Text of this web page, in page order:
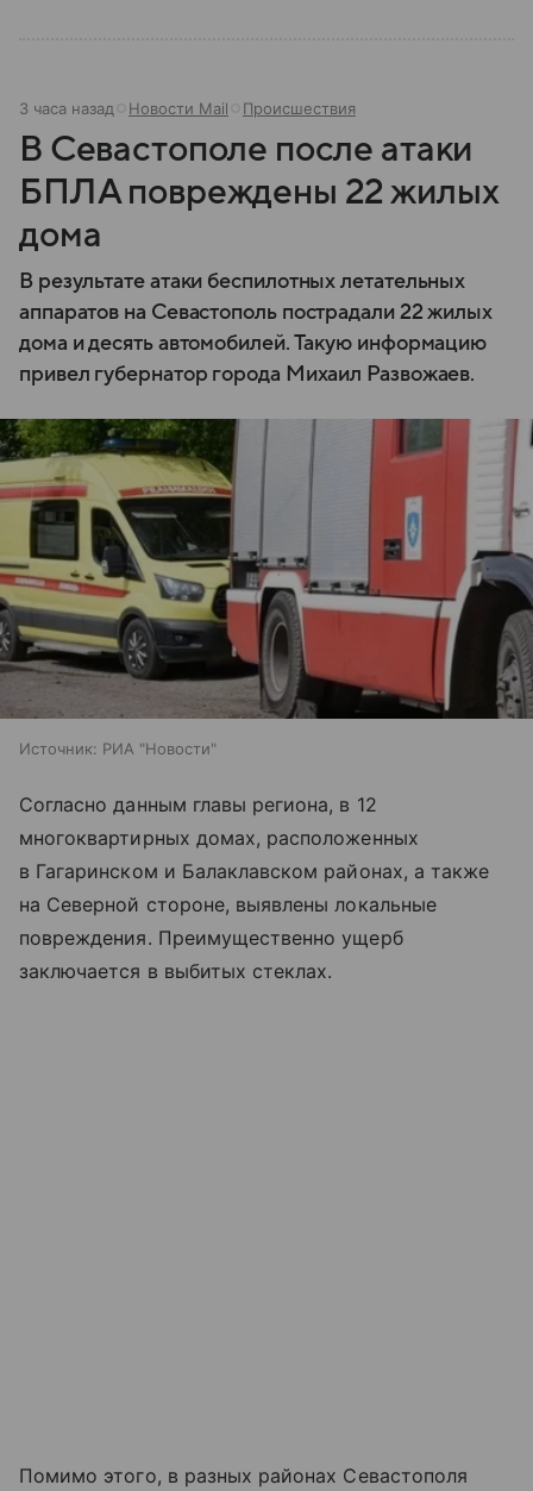
3 часа назад Новости Mail Происшествия
В Севастополе после атаки
БПЛА повреждены 22 жилых
дома
В результате атаки беспилотных летательных
аппаратов на Севастополь пострадали 22 жилых
дома и десять автомобилей. Такую информацию
привел губернатор города Михаил Развожаев.
Источник: РИА "Новости"
Согласно данным главы региона, в 12
многоквартирных домах, расположенных
в Гагаринском и Балаклавском районах, а также
на Северной стороне, выявлены локальные
повреждения. Преимущественно ущерб
заключается в выбитых стеклах.
Помимо этого, в разных районах Севастополя